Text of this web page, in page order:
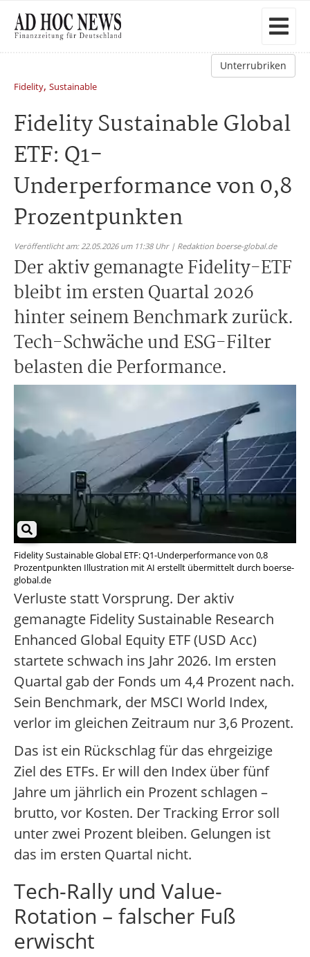
Unterrubriken
Fidelity, Sustainable
Fidelity Sustainable Global
ETF: Q1-
Underperformance von 0,8
Prozentpunkten
Veröffentlicht am: 22.05.2026 um 11:38 Uhr | Redaktion boerse-global.de
Der aktiv gemanagte Fidelity-ETF
bleibt im ersten Quartal 2026
hinter seinem Benchmark zurück.
Tech-Schwäche und ESG-Filter
belasten die Performance.
Fidelity Sustainable Global ETF: Q1-Underperformance von 0,8
Prozentpunkten Illustration mit AI erstellt übermittelt durch boerse-
global.de
Verluste statt Vorsprung. Der aktiv
gemanagte Fidelity Sustainable Research
Enhanced Global Equity ETF (USD Acc)
startete schwach ins Jahr 2026. Im ersten
Quartal gab der Fonds um 4,4 Prozent nach.
Sein Benchmark, der MSCI World Index,
verlor im gleichen Zeitraum nur 3,6 Prozent.
Das ist ein Rückschlag für das ehrgeizige
Ziel des ETFs. Er will den Index über fünf
Jahre um jährlich ein Prozent schlagen –
brutto, vor Kosten. Der Tracking Error soll
unter zwei Prozent bleiben. Gelungen ist
das im ersten Quartal nicht.
Tech-Rally und Value-
Rotation – falscher Fuß
erwischt